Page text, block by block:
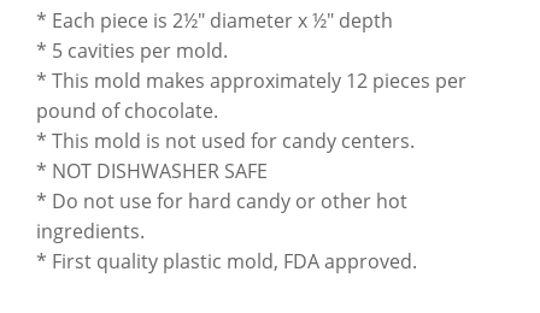
* Each piece is 2½" diameter x ½" depth
* 5 cavities per mold.
* This mold makes approximately 12 pieces per
pound of chocolate.
* This mold is not used for candy centers.
* NOT DISHWASHER SAFE
* Do not use for hard candy or other hot
ingredients.
* First quality plastic mold, FDA approved.